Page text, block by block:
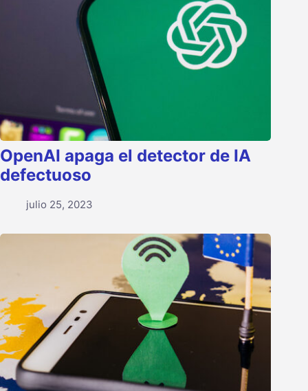
OpenAI apaga el detector de IA
defectuoso
julio 25, 2023